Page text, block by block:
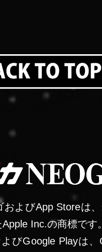
よびApp Storeは
Inc.の商標です
びGoogle Playは